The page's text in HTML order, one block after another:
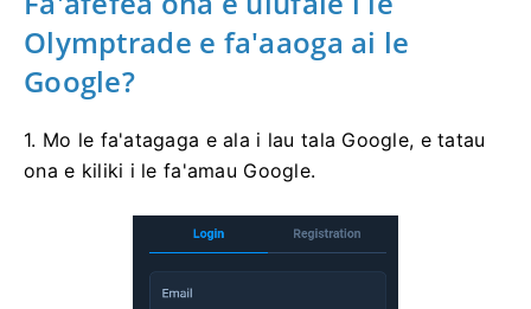
Olymptrade e fa'aaoga ai le
Google?
1. Mo le fa'atagaga e ala i lau tala Google, e tatau
ona e kiliki i le fa'amau Google.